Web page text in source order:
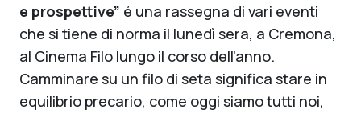
e prospettive” é una rassegna di vari eventi
che si tiene di norma il lunedì sera, a Cremona,
al Cinema Filo lungo il corso dell’anno.
Camminare su un filo di seta significa stare in
equilibrio precario, come oggi siamo tutti noi,